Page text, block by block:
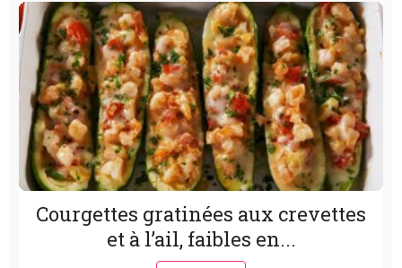
Courgettes gratinées aux crevettes
et à l’ail, faibles en...